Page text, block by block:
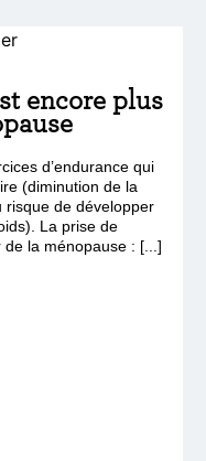
encore plus
d’endurance qui
(diminution de la
risque de développer
La prise de
la ménopause : [...]